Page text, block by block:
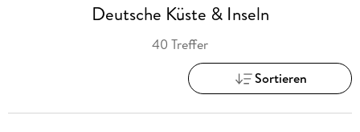
Deutsche Küste & Inseln
40 Treffer
Sortieren